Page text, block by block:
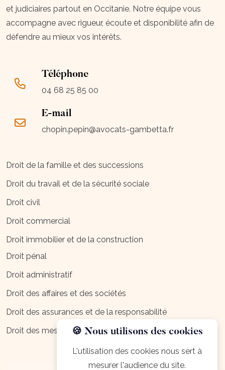
et judiciaires partout en Occitanie. Notre équipe vous
accompagne avec rigueur, écoute et disponibilité afin de
défendre au mieux vos intérêts.
Droit de la famille et des successions
Droit du travail et de la sécurité sociale
Droit civil
Droit commercial
Droit immobilier et de la construction
Droit pénal
Droit administratif
Droit des affaires et des sociétés
Droit des assurances et de la responsabilité
Droit des mesures d'exécution
Téléphone
04 68 25 85 00
E-mail
chopin.pepin@avocats-gambetta.fr
🍪 Nous utilisons des cookies
L'utilisation des cookies nous sert à
mesurer l'audience du site.